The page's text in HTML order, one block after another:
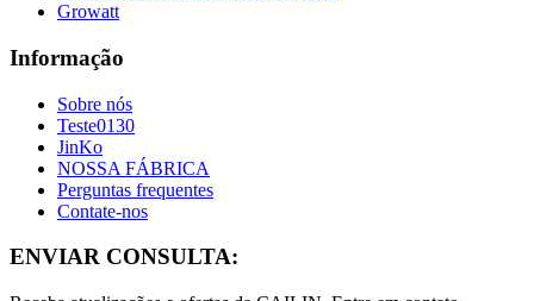
Growatt
Informação
Sobre nós
Teste0130
JinKo
NOSSA FÁBRICA
Perguntas frequentes
Contate-nos
ENVIAR CONSULTA: